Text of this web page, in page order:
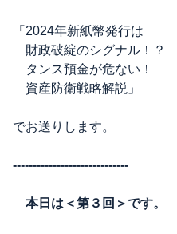
「2024年新紙幣発行は
財政破綻のシグナル！？
タンス預金が危ない！
資産防衛戦略解説」
でお送りします。
-----------------------------
本日は＜第３回＞です。